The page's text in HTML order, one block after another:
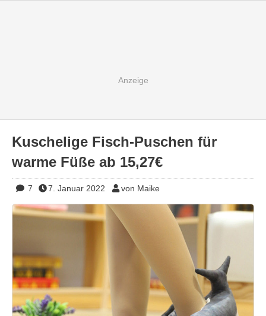
Kuschelige Fisch-Puschen für
warme Füße ab 15,27€
7 7. Januar 2022 von Maike